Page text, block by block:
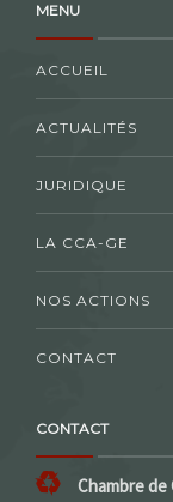
MENU
ACCUEIL
ACTUALITÉS
JURIDIQUE
LA CCA-GE
NOS ACTIONS
CONTACT
CONTACT
Chambre de